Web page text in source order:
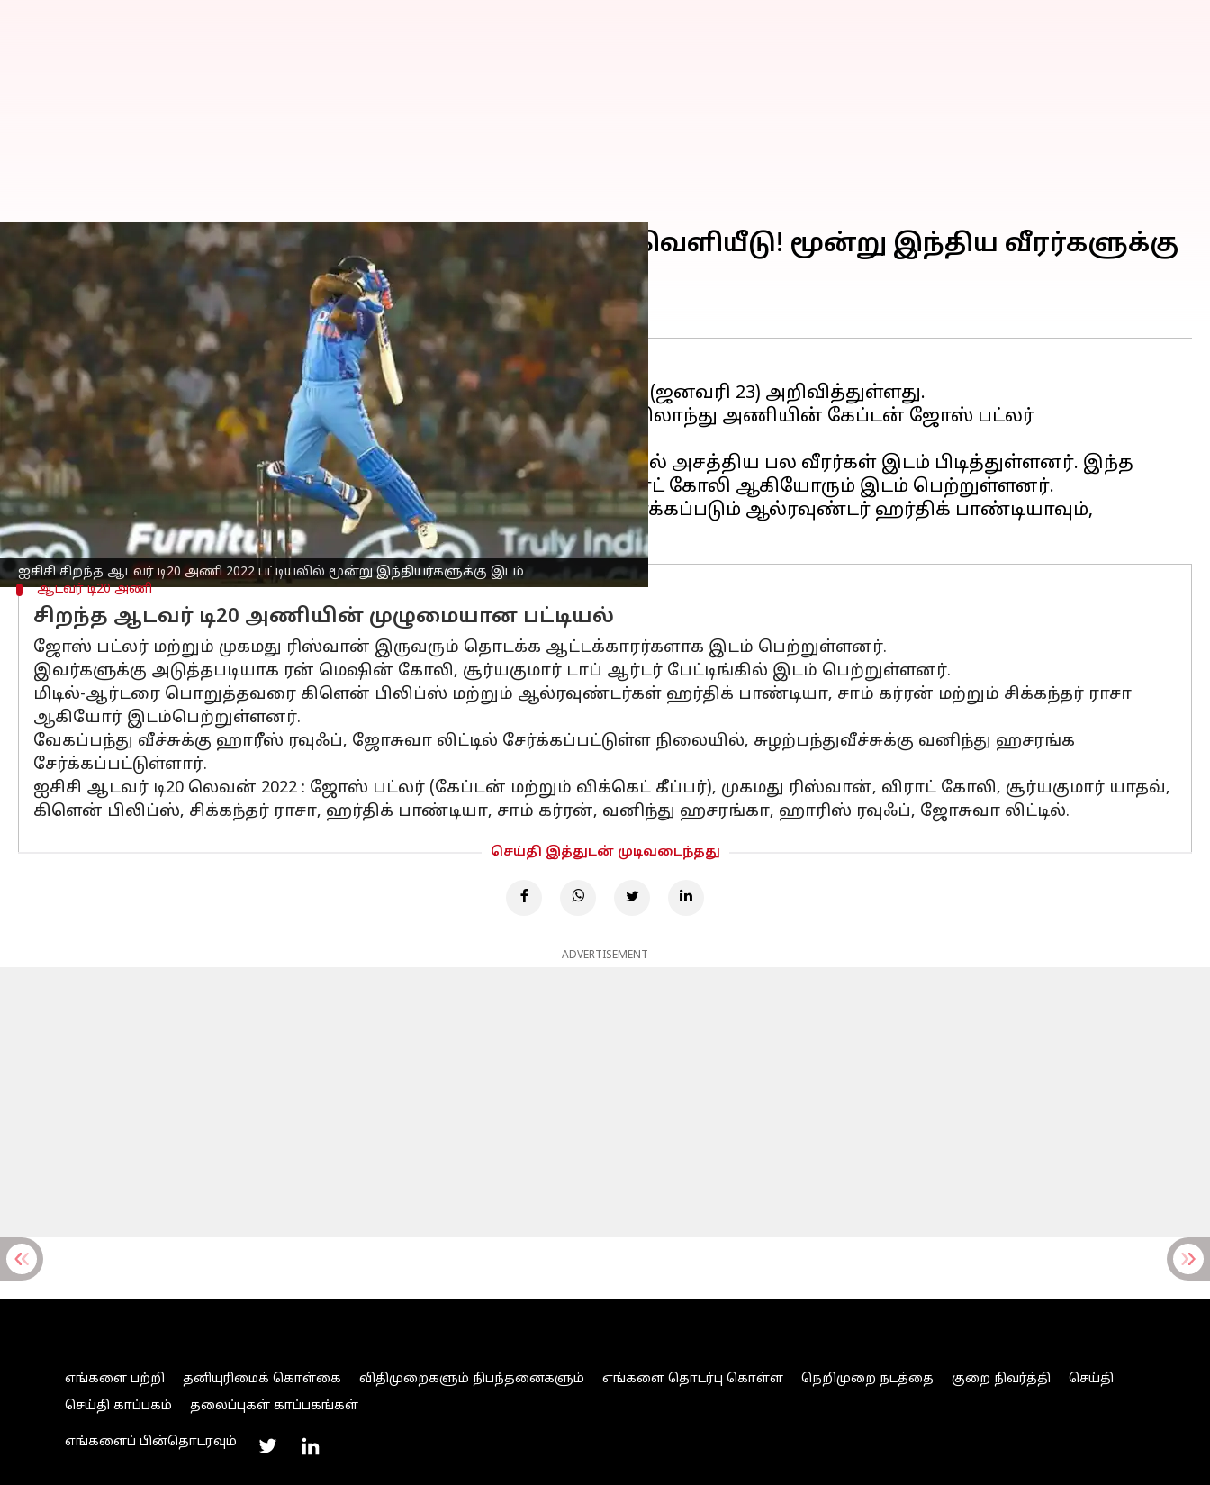
ஐசிசி சிறந்த ஆடவர் டி20 அணி 2022 பட்டியலில் மூன்று இந்தியர்களுக்கு இடம்
ஐசிசி சிறந்த ஆடவர் டி20 அணி 2022 பட்டியல் வெளியீடு! மூன்று இந்திய வீரர்களுக்கு
இடம்!
எழுதியவர் Sekar Chinnappan Jan 24, 2023 01:23 pm
செய்தி முன்னோட்டம்
ஐசிசி 2022 ஆம் ஆண்டிற்கான சிறந்த ஆடவர் டி20 அணியை நேற்று (ஜனவரி 23) அறிவித்துள்ளது.
இந்த அணிக்கு கேப்டனாக டி20 உலகக்கோப்பையை வென்ற இங்கிலாந்து அணியின் கேப்டன் ஜோஸ் பட்லர்
நியமிக்கப்பட்டுள்ளார்.
2022 சிறப்பாக செயல்பட்ட, குறிப்பாக ஐசிசி டி20 உலகக்கோப்பையில் அசத்திய பல வீரர்கள் இடம் பிடித்துள்ளனர். இந்த
பட்டியலில் இந்திய பேட்ஸ்மேன்கள் சூர்யகுமார் யாதவ் மற்றும் விராட் கோலி ஆகியோரும் இடம் பெற்றுள்ளனர்.
மேலும் இந்திய டி20 அணியின் நிரந்தர கேப்டனாவார் என எதிர்பார்க்கப்படும் ஆல்ரவுண்டர் ஹர்திக் பாண்டியாவும்,
ஆடவர் டி20 அணி
சிறந்த ஆடவர் டி20 அணியின் முழுமையான பட்டியல்
ஜோஸ் பட்லர் மற்றும் முகமது ரிஸ்வான் இருவரும் தொடக்க ஆட்டக்காரர்களாக இடம் பெற்றுள்ளனர்.
இவர்களுக்கு அடுத்தபடியாக ரன் மெஷின் கோலி, சூர்யகுமார் டாப் ஆர்டர் பேட்டிங்கில் இடம் பெற்றுள்ளனர்.
மிடில்-ஆர்டரை பொறுத்தவரை கிளென் பிலிப்ஸ் மற்றும் ஆல்ரவுண்டர்கள் ஹர்திக் பாண்டியா, சாம் கர்ரன் மற்றும் சிக்கந்தர் ராசா
ஆகியோர் இடம்பெற்றுள்ளனர்.
வேகப்பந்து வீச்சுக்கு ஹாரீஸ் ரவுஃப், ஜோசுவா லிட்டில் சேர்க்கப்பட்டுள்ள நிலையில், சுழற்பந்துவீச்சுக்கு வனிந்து ஹசரங்க
சேர்க்கப்பட்டுள்ளார்.
ஐசிசி ஆடவர் டி20 லெவன் 2022 : ஜோஸ் பட்லர் (கேப்டன் மற்றும் விக்கெட் கீப்பர்), முகமது ரிஸ்வான், விராட் கோலி, சூர்யகுமார் யாதவ்,
கிளென் பிலிப்ஸ், சிக்கந்தர் ராசா, ஹர்திக் பாண்டியா, சாம் கர்ரன், வனிந்து ஹசரங்கா, ஹாரிஸ் ரவுஃப், ஜோசுவா லிட்டில்.
செய்தி இத்துடன் முடிவடைந்தது
ADVERTISEMENT
எங்களை பற்றி தனியுரிமைக் கொள்கை விதிமுறைகளும் நிபந்தனைகளும் எங்களை தொடர்பு கொள்ள நெறிமுறை நடத்தை குறை நிவர்த்தி
செய்தி
செய்தி காப்பகம்
தலைப்புகள் காப்பகங்கள்
எங்களைப் பின்தொடரவும்